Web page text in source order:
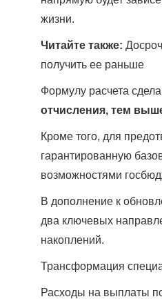
жизни.
Читайте также:
получить ее раньше
Формулу расчета
отчисления, тем
Кроме того, для
гарантированную
возможностями
В дополнение к
два ключевых
накоплений.
Трансформация
Расходы на выплаты